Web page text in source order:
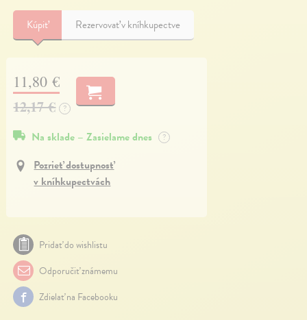
Kúpiť Rezervovať v kníhkupectve
11,80 €
12,17 € ?
Na sklade – Zasielame dnes ?
Pozrieť dostupnosť
v kníhkupectvách
Pridať do wishlistu
Odporučiť známemu
Zdielať na Facebooku